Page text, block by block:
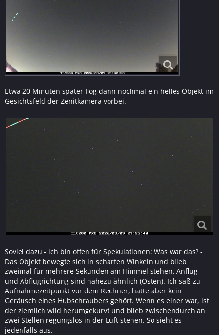
Etwa 20 Minuten später flog dann nochmal ein helles Objekt im
Gesichtsfeld der Zenitkamera vorbei.
Soviel dazu - ich bin offen für Spekulationen: Was war das? -
Das Objekt bewegte sich in scharfen Winkeln und blieb
zweimal für mehrere Sekunden am Himmel stehen. Anflug-
und Abflugrichtung sind nahezu ähnlich (Osten). Ich saß zu
Aufnahmezeitpunkt vor dem Rechner, hatte aber kein
Geräusch eines Hubschraubers gehört. Wenn es einer war, ist
der ziemlich wild herumgekurvt und blieb zwischendurch an
zwei Stellen regungslos in der Luft stehen. So sieht es
jedenfalls aus.